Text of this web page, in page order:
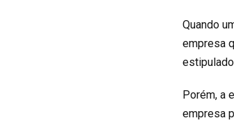
Quando
empresa
Porém, a
empresa